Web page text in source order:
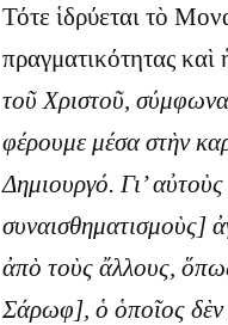
Τότε ἱδρύεται τὸ
πραγματικότητας καὶ
τοῦ Χριστοῦ,
φέρουμε μέσα στὴν
Δημιουργό. Γι’
συναισθηματισμοὺς]
ἀπὸ τοὺς ἄλλους,
Σάρωφ], ὁ ὁποῖος δὲν